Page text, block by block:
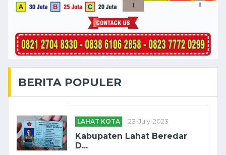
BERITA POPULER
LAHAT KOTA 23-July-2023
Kabupaten Lahat Beredar
D...